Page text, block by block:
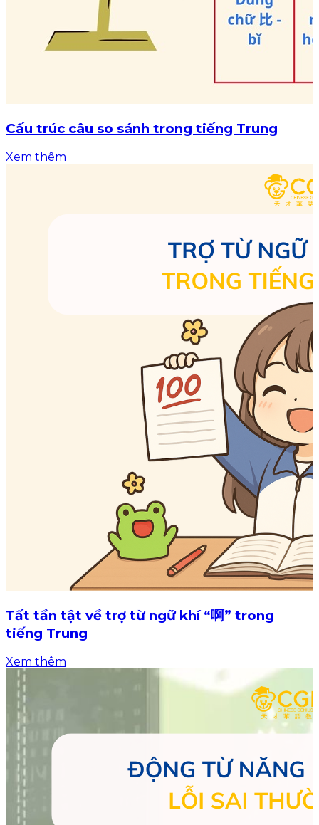
Cấu trúc câu so sánh trong tiếng Trung
Xem thêm
Tất tần tật về trợ từ ngữ khí “啊” trong
tiếng Trung
Xem thêm